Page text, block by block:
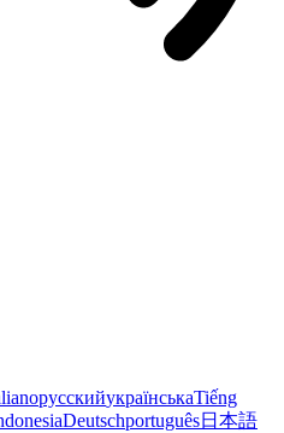
русскийукраїнськаTiếng
Deutschportuguês日本語